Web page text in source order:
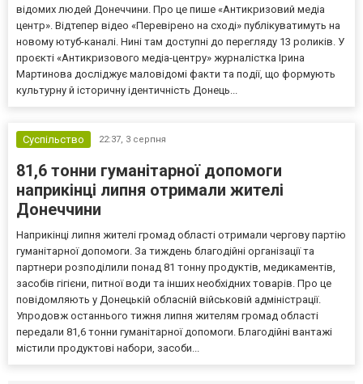
відомих людей Донеччини. Про це пише «Антикризовий медіа
центр». Відтепер відео «Перевірено на сході» публікуватимуть на
новому ютуб-каналі. Нині там доступні до перегляду 13 роликів. У
проєкті «Антикризового медіа-центру» журналістка Ірина
Мартинова досліджує маловідомі факти та події, що формують
культурну й історичну ідентичність Донець...
Суспільство 22:37, 3 серпня
81,6 тонни гуманітарної допомоги
наприкінці липня отримали жителі
Донеччини
Наприкінці липня жителі громад області отримали чергову партію
гуманітарної допомоги. За тиждень благодійні організації та
партнери розподілили понад 81 тонну продуктів, медикаментів,
засобів гігієни, питної води та інших необхідних товарів. Про це
повідомляють у Донецькій обласній військовій адміністрації.
Упродовж останнього тижня липня жителям громад області
передали 81,6 тонни гуманітарної допомоги. Благодійні вантажі
містили продуктові набори, засоби...